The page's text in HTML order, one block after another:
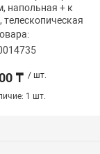
напольная + к
телескопическая
₸ / шт.
1 шт.